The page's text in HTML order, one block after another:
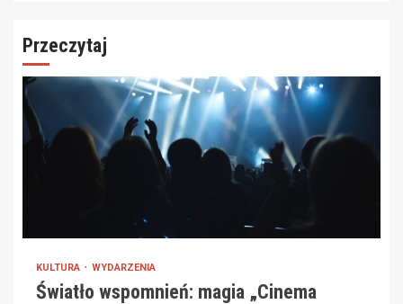
Przeczytaj
KULTURA WYDARZENIA
Światło wspomnień: magia „Cinema